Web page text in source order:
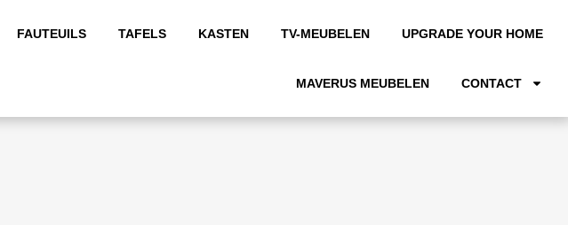
FAUTEUILS TAFELS KASTEN TV-MEUBELEN UPGRADE YOUR HOME
MAVERUS MEUBELEN CONTACT